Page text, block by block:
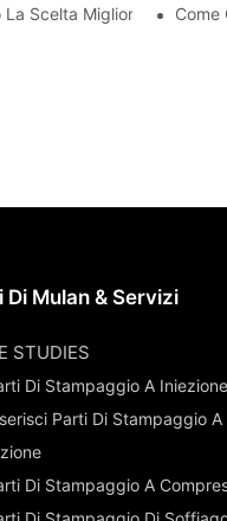
Scelta Migliore Per I Beni
Come
Di Mulan & Servizi
STUDIES
Di Stampaggio A Iniezione
Parti Di Stampaggio A
Di Stampaggio A